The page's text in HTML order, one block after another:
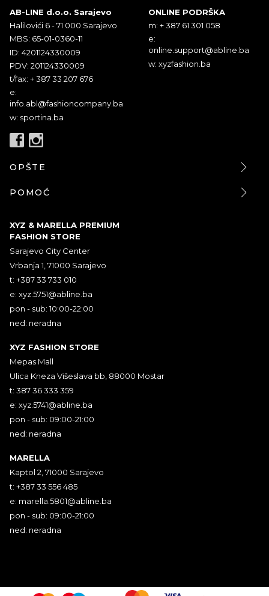
AB-LINE d.o.o. Sarajevo
Halilovići 6 - 71 000 Sarajevo
MBS: 65-01-0360-11
ID: 4201124330009
PDV: 201124330009
t/fax: + 387 33 207 676
e:
info.abl@fashioncompany.ba
w: sportina.ba
ONLINE PODRŠKA
m: + 387 61 301 058
e:
online.support@abline.ba
w: xyzfashion.ba
OPŠTE
POMOĆ
XYZ & MARELLA PREMIUM
FASHION STORE
Sarajevo City Center
Vrbanja 1, 71000 Sarajevo
t: +387 33 733 010
e: xyz.5751@abline.ba
pon - sub: 10:00-22:00
ned: neradna
XYZ FASHION STORE
Mepas Mall
Ulica Kneza Višeslava bb, 88000 Mostar
t: 387 36 333 359
e: xyz.5741@abline.ba
pon - sub: 09:00-21:00
ned: neradna
MARELLA
Kaptol 2, 71000 Sarajevo
t: +387 33 556 485
e: marella.5801@abline.ba
pon - sub: 09:00-21:00
ned: neradna